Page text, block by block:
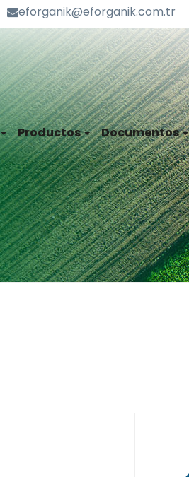
eforganik@eforganik.com.tr
Productos Documentos